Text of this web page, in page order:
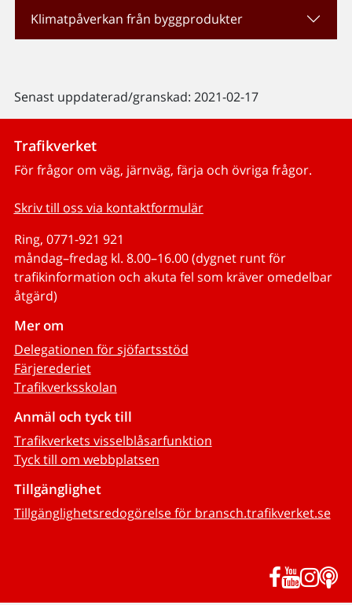
Klimatpåverkan från byggprodukter
Senast uppdaterad/granskad: 2021-02-17
Trafikverket
För frågor om väg, järnväg, färja och övriga frågor.
Skriv till oss via kontaktformulär
Ring, 0771-921 921
måndag–fredag kl. 8.00–16.00 (dygnet runt för
trafikinformation och akuta fel som kräver omedelbar
åtgärd)
Mer om
Delegationen för sjöfartsstöd
Färjerederiet
Trafikverksskolan
Anmäl och tyck till
Trafikverkets visselblåsarfunktion
Tyck till om webbplatsen
Tillgänglighet
Tillgänglighetsredogörelse för bransch.trafikverket.se
Facebook
YouTube